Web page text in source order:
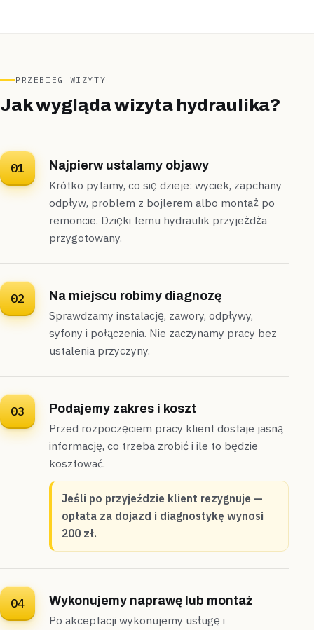
Geofonem namierzyliśmy miejsce przecieku na starym
Kobyłka dom jednorodzinny
„Wieczorną porą toaleta zaczęła spuszczać się
coraz wolniej.”
Spiralą mechaniczną przeszliśmy przez zewnętrzną
samego wieczoru.
Udrożnione
Wołomin segment
„Bez przerwy spłuczka dolewała wodę, a licznik
wymieniliśmy mechanizm spłuczki,
kręcić
Uszczelnione Zawór odcięty od razu
PRZEBIEG WIZYTY
Jak wygląda wizyta hydraulika?
01
Najpierw ustalamy objawy
Krótko pytamy, co się dzieje: wyciek, zapchany
odpływ, problem z bojlerem albo montaż po
remoncie. Dzięki temu hydraulik przyjeżdża
przygotowany.
02
Na miejscu robimy diagnozę
Sprawdzamy instalację, zawory, odpływy,
syfony i połączenia. Nie zaczynamy pracy bez
ustalenia przyczyny.
03
Podajemy zakres i koszt
Przed rozpoczęciem pracy klient dostaje jasną
informację, co trzeba zrobić i ile to będzie
kosztować.
Jeśli po przyjeździe klient rezygnuje —
opłata za dojazd i diagnostykę wynosi
200 zł.
04
Wykonujemy naprawę lub montaż
Po akceptacji wykonujemy usługę i